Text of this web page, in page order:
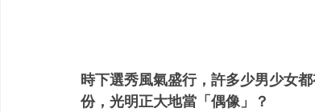
時下選秀風氣盛行，許多少男少女
份，光明正大地當「偶像」？